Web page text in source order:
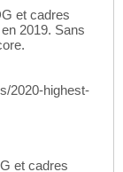
et cadres
2019. Sans
2020-highest-
et cadres